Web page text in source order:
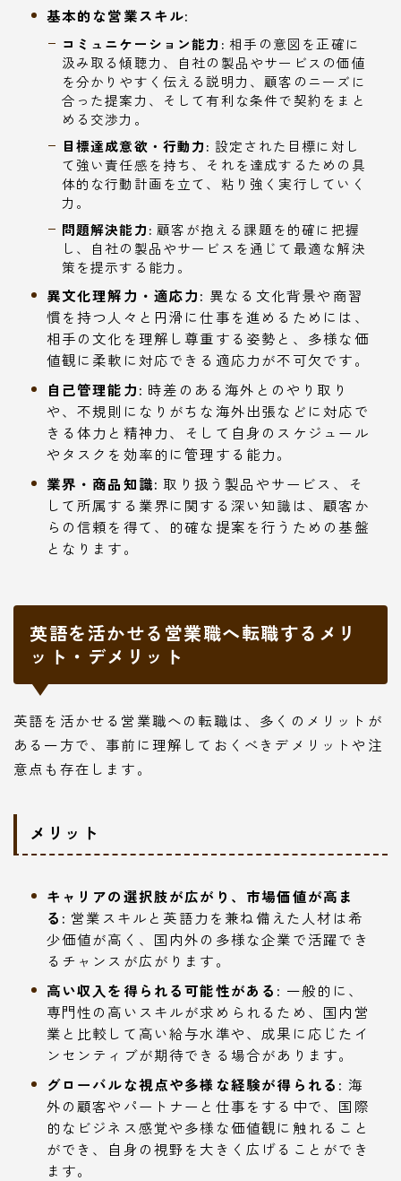
基本的な営業スキル:
コミュニケーション能力: 相手の意図を正確に
汲み取る傾聴力、自社の製品やサービスの価値
を分かりやすく伝える説明力、顧客のニーズに
合った提案力、そして有利な条件で契約をまと
める交渉力。
目標達成意欲・行動力: 設定された目標に対し
て強い責任感を持ち、それを達成するための具
体的な行動計画を立て、粘り強く実行していく
力。
問題解決能力: 顧客が抱える課題を的確に把握
し、自社の製品やサービスを通じて最適な解決
策を提示する能力。
異文化理解力・適応力: 異なる文化背景や商習
慣を持つ人々と円滑に仕事を進めるためには、
相手の文化を理解し尊重する姿勢と、多様な価
値観に柔軟に対応できる適応力が不可欠です。
自己管理能力: 時差のある海外とのやり取り
や、不規則になりがちな海外出張などに対応で
きる体力と精神力、そして自身のスケジュール
やタスクを効率的に管理する能力。
業界・商品知識: 取り扱う製品やサービス、そ
して所属する業界に関する深い知識は、顧客か
らの信頼を得て、的確な提案を行うための基盤
となります。
英語を活かせる営業職へ転職するメリ
ット・デメリット
英語を活かせる営業職への転職は、多くのメリットが
ある一方で、事前に理解しておくべきデメリットや注
意点も存在します。
メリット
キャリアの選択肢が広がり、市場価値が高ま
る: 営業スキルと英語力を兼ね備えた人材は希
少価値が高く、国内外の多様な企業で活躍でき
るチャンスが広がります。
高い収入を得られる可能性がある: 一般的に、
専門性の高いスキルが求められるため、国内営
業と比較して高い給与水準や、成果に応じたイ
ンセンティブが期待できる場合があります。
グローバルな視点や多様な経験が得られる: 海
外の顧客やパートナーと仕事をする中で、国際
的なビジネス感覚や多様な価値観に触れること
ができ、自身の視野を大きく広げることができ
ます。